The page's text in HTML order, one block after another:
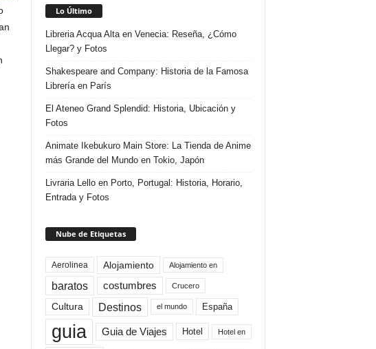
Lo Último
Libreria Acqua Alta en Venecia: Reseña, ¿Cómo
Llegar? y Fotos
Shakespeare and Company: Historia de la Famosa
Librería en París
El Ateneo Grand Splendid: Historia, Ubicación y
Fotos
Animate Ikebukuro Main Store: La Tienda de Anime
más Grande del Mundo en Tokio, Japón
Livraria Lello en Porto, Portugal: Historia, Horario,
Entrada y Fotos
Nube de Etiquetas
Aerolinea Alojamiento Alojamiento en
baratos costumbres Crucero
Cultura Destinos el mundo España
guia Guia de Viajes Hotel Hotel en